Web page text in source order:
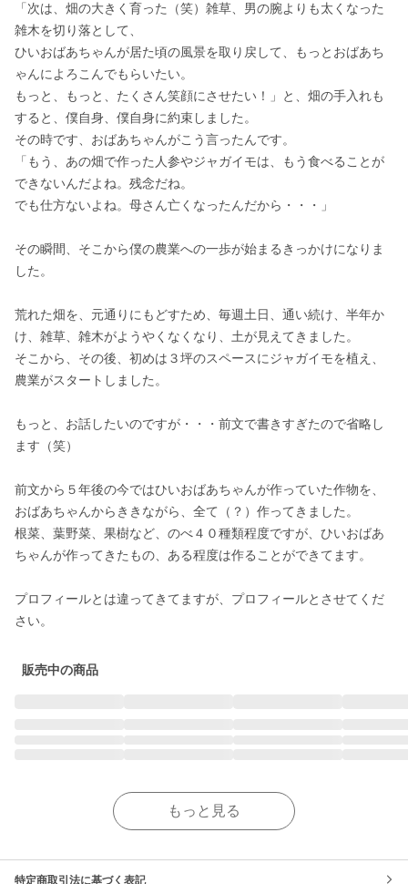
「次は、畑の大きく育った（笑）雑草、男の腕よりも太くなった
雑木を切り落として、
ひいおばあちゃんが居た頃の風景を取り戻して、もっとおばあち
ゃんによろこんでもらいたい。
もっと、もっと、たくさん笑顔にさせたい！」と、畑の手入れも
すると、僕自身、僕自身に約束しました。
その時です、おばあちゃんがこう言ったんです。
「もう、あの畑で作った人参やジャガイモは、もう食べることが
できないんだよね。残念だね。
でも仕方ないよね。母さん亡くなったんだから・・・」
その瞬間、そこから僕の農業への一歩が始まるきっかけになりま
した。
荒れた畑を、元通りにもどすため、毎週土日、通い続け、半年か
け、雑草、雑木がようやくなくなり、土が見えてきました。
そこから、その後、初めは３坪のスペースにジャガイモを植え、
農業がスタートしました。
もっと、お話したいのですが・・・前文で書きすぎたので省略し
ます（笑）
前文から５年後の今ではひいおばあちゃんが作っていた作物を、
おばあちゃんからききながら、全て（？）作ってきました。
根菜、葉野菜、果樹など、のべ４０種類程度ですが、ひいおばあ
ちゃんが作ってきたもの、ある程度は作ることができてます。
プロフィールとは違ってきてますが、プロフィールとさせてくだ
販売中の商品
もっと見る
特定商取引法に基づく表記